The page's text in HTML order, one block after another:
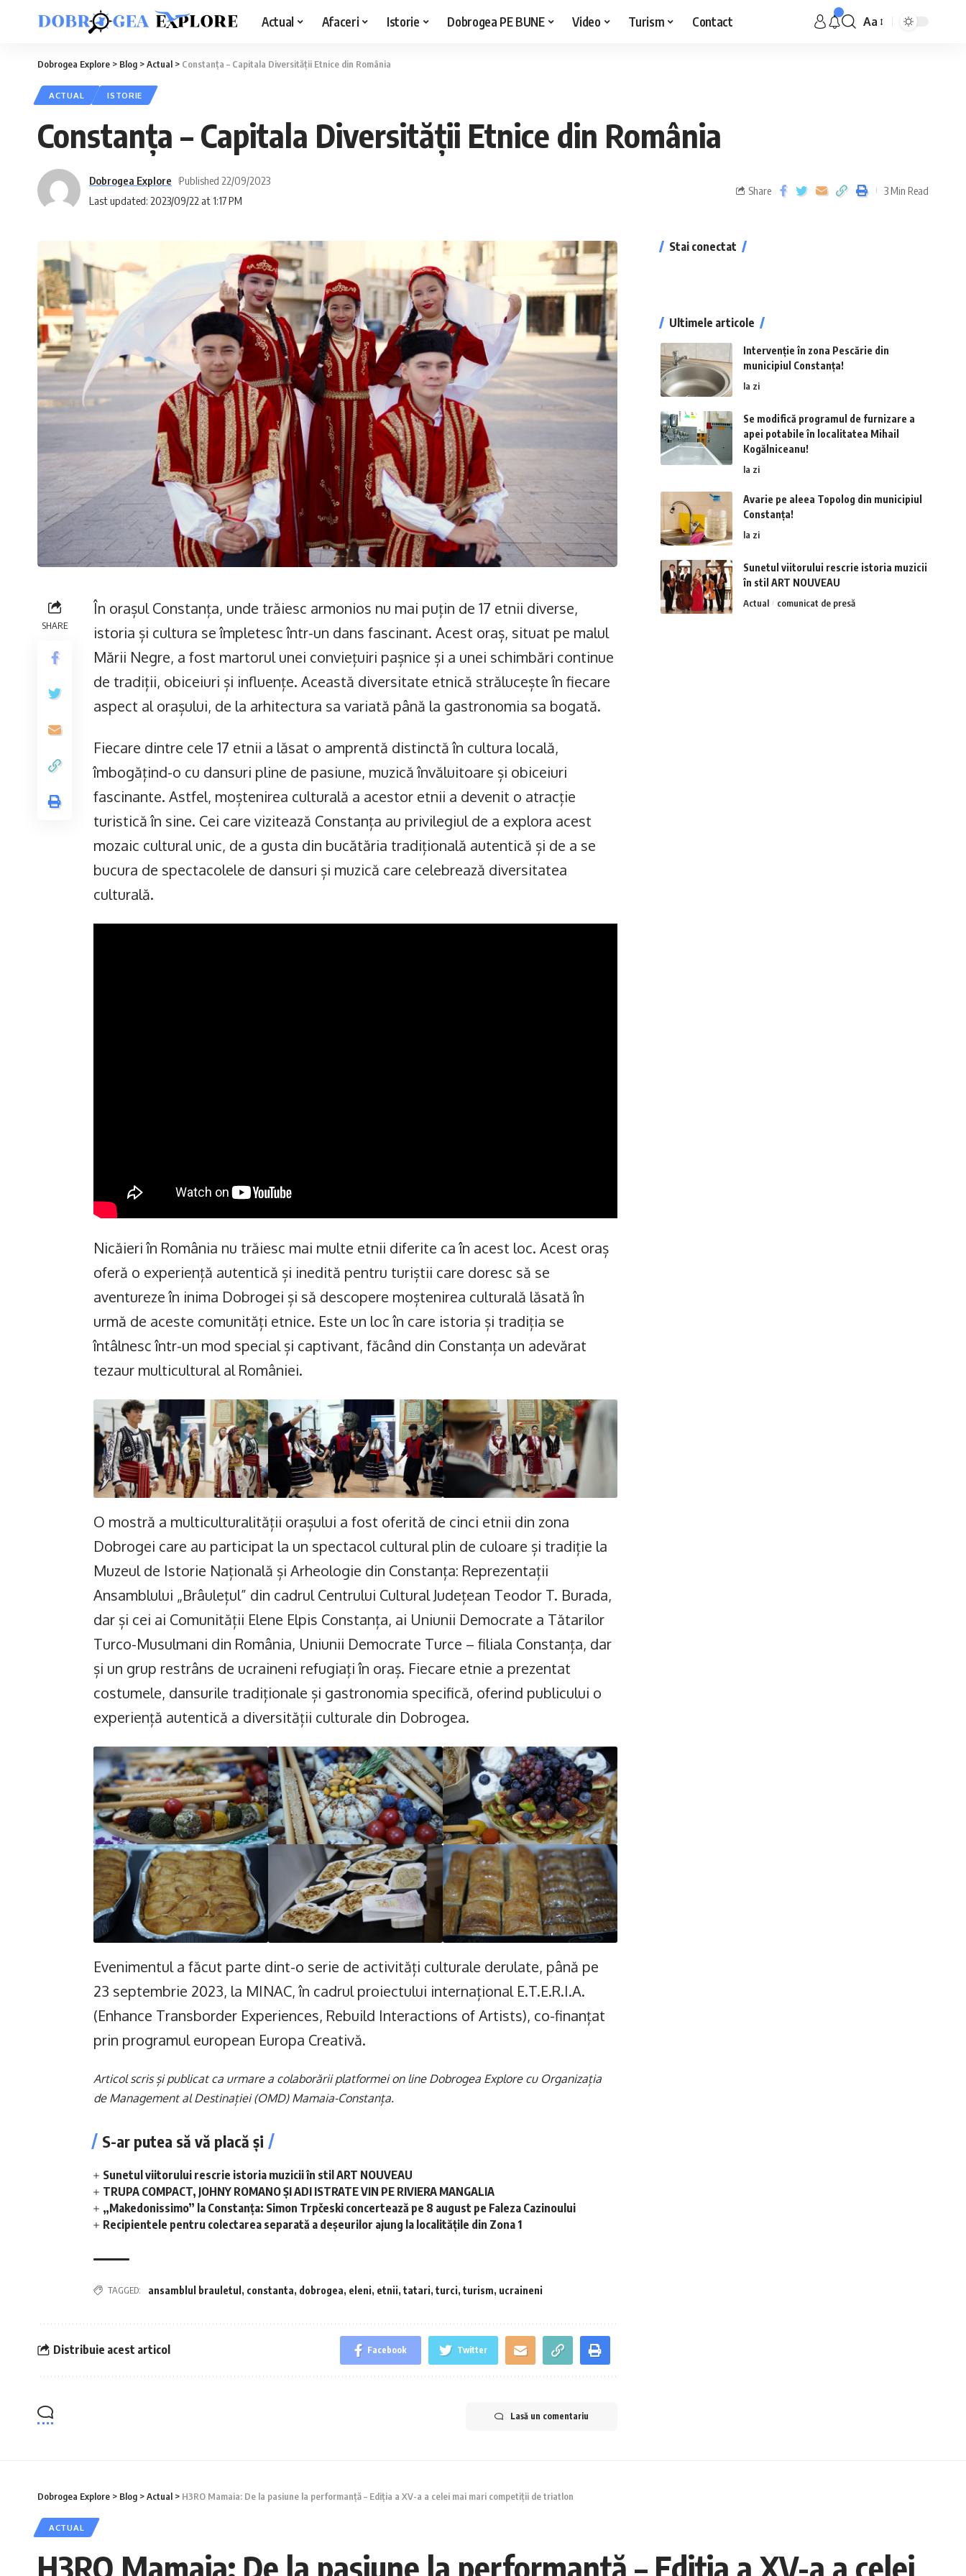
Actual Afaceri Istorie Dobrogea PE BUNE Video Turism Contact Aa
Dobrogea Explore > Blog >Actual > Constanța – Capitala Diversității Etnice din România
ACTUAL ISTORIE
Constanța – Capitala Diversității Etnice din România
Last updated: 2023/09/22 at 1:17 PM
Dobrogea Explore Published 22/09/2023
Share 3 Min Read
SHARE
În orașul Constanța, unde trăiesc armonios nu mai puțin de 17 etnii diverse,
istoria și cultura se împletesc într-un dans fascinant. Acest oraș, situat pe malul
Mării Negre, a fost martorul unei conviețuiri pașnice și a unei schimbări continue
de tradiții, obiceiuri și influențe. Această diversitate etnică strălucește în fiecare
aspect al orașului, de la arhitectura sa variată până la gastronomia sa bogată.
Fiecare dintre cele 17 etnii a lăsat o amprentă distinctă în cultura locală,
îmbogățind-o cu dansuri pline de pasiune, muzică învăluitoare și obiceiuri
fascinante. Astfel, moștenirea culturală a acestor etnii a devenit o atracție
turistică în sine. Cei care vizitează Constanța au privilegiul de a explora acest
mozaic cultural unic, de a gusta din bucătăria tradițională autentică și de a se
bucura de spectacolele de dansuri și muzică care celebrează diversitatea
culturală.
Nicăieri în România nu trăiesc mai multe etnii diferite ca în acest loc. Acest oraș
oferă o experiență autentică și inedită pentru turiștii care doresc să se
aventureze în inima Dobrogei și să descopere moștenirea culturală lăsată în
urmă de aceste comunități etnice. Este un loc în care istoria și tradiția se
întâlnesc într-un mod special și captivant, făcând din Constanța un adevărat
tezaur multicultural al României.
O mostră a multiculturalității orașului a fost oferită de cinci etnii din zona
Dobrogei care au participat la un spectacol cultural plin de culoare și tradiție la
Muzeul de Istorie Națională și Arheologie din Constanța: Reprezentații
Ansamblului „Brâulețul” din cadrul Centrului Cultural Județean Teodor T. Burada,
dar și cei ai Comunității Elene Elpis Constanța, ai Uniunii Democrate a Tătarilor
Turco-Musulmani din România, Uniunii Democrate Turce – filiala Constanța, dar
și un grup restrâns de ucraineni refugiați în oraș. Fiecare etnie a prezentat
costumele, dansurile tradiționale și gastronomia specifică, oferind publicului o
experiență autentică a diversității culturale din Dobrogea.
Evenimentul a făcut parte dint-o serie de activități culturale derulate, până pe
23 septembrie 2023, la MINAC, în cadrul proiectului internațional E.T.E.R.I.A.
(Enhance Transborder Experiences, Rebuild Interactions of Artists), co-finanțat
prin programul european Europa Creativă.
Articol scris și publicat ca urmare a colaborării platformei on line Dobrogea Explore cu Organizația
de Management al Destinației (OMD) Mamaia-Constanța.
S-ar putea să vă placă și
Sunetul viitorului rescrie istoria muzicii în stil ART NOUVEAU
TRUPA COMPACT, JOHNY ROMANO ȘI ADI ISTRATE VIN PE RIVIERA MANGALIA
„Makedonissimo” la Constanța: Simon Trpčeski concertează pe 8 august pe Faleza Cazinoului
Recipientele pentru colectarea separată a deșeurilor ajung la localitățile din Zona 1
TAGGED: ansamblul brauletul , constanta, dobrogea, eleni, etnii, tatari, turci, turism, ucraineni
Distribuie acest articol Facebook Twitter
Lasă un comentariu
Stai conectat
Ultimele articole
Intervenție în zona Pescărie din
municipiul Constanța!
la zi
Se modifică programul de furnizare a
apei potabile în localitatea Mihail
Kogălniceanu!
la zi
Avarie pe aleea Topolog din municipiul
Constanța!
la zi
Sunetul viitorului rescrie istoria muzicii
în stil ART NOUVEAU
Actual comunicat de presă
Dobrogea Explore > Blog >Actual > H3RO Mamaia: De la pasiune la performanță – Ediția a XV-a a celei mai mari competiții de triatlon
ACTUAL
H3RO Mamaia: De la pasiune la performanță – Ediția a XV-a a celei